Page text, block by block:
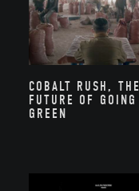
COBALT RUSH, THE
FUTURE OF GOING
GREEN